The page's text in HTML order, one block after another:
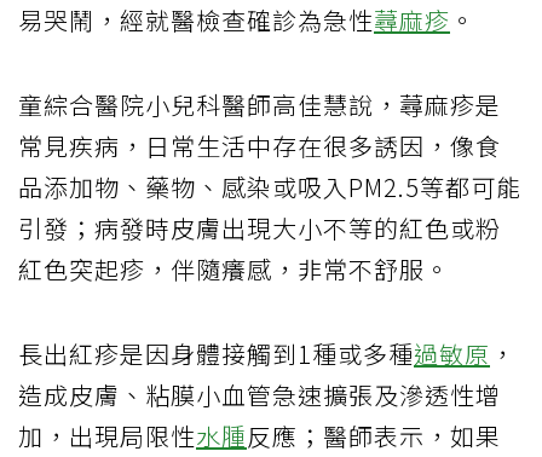
易哭鬧，經就醫檢查確診為急性蕁麻疹 。
童綜合醫院小兒科醫師高佳慧說，蕁麻疹是
常見疾病，日常生活中存在很多誘因，像食
品添加物、藥物、感染或吸入PM2.5等都可能
引發；病發時皮膚出現大小不等的紅色或粉
紅色突起疹，伴隨癢感，非常不舒服。
長出紅疹是因身體接觸到1種或多種過敏原 ，
造成皮膚、粘膜小血管急速擴張及滲透性增
加，出現局限性水腫反應；醫師表示，如果